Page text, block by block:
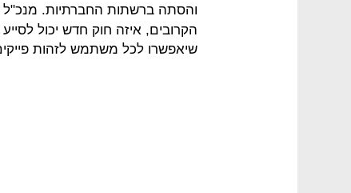
והסתה ברשתות החברתיות. מנכ"ל
הקרובים, איזה חוק חדש יכול
שיאפשרו לכל משתמש לזהות